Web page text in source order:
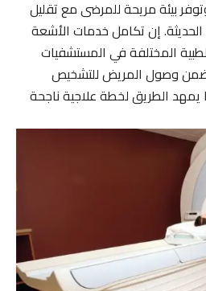
بيئة مريحة للمرضى مع تقليل
إن تكامل خدمات الأشعة
المختلفة في المستشفيات
وصول المريض للتشخيص
الطريق لخطة علاجية ناجحة